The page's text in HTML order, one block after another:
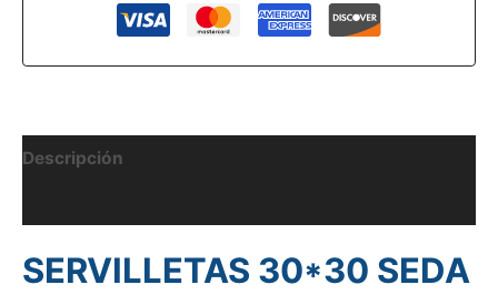
Descripción
SERVILLETAS 30*30 SEDA